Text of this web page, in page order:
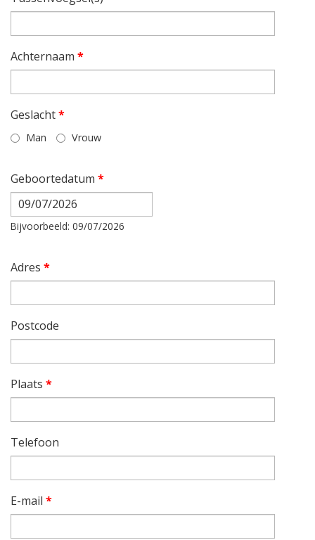
Achternaam *
Geslacht*
Man Vrouw
Geboortedatum *
Datum
Bijvoorbeeld: 09/07/2026
Adres *
Postcode
Plaats *
Telefoon
E-mail *